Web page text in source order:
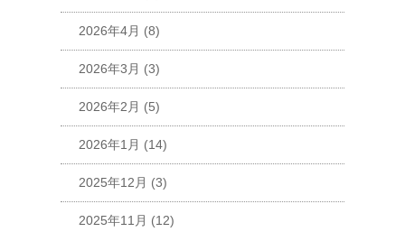
2026年4月 (8)
2026年3月 (3)
2026年2月 (5)
2026年1月 (14)
2025年12月 (3)
2025年11月 (12)